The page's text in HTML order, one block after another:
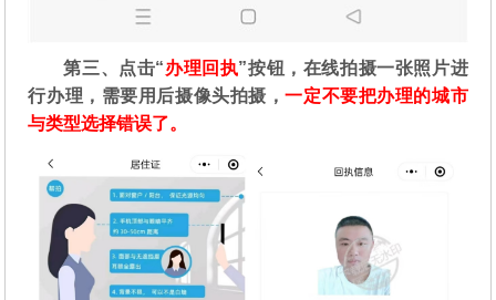
第三、点击“办理回执”按钮，在线拍摄一张照片进
行办理，需要用后摄像头拍摄，一定不要把办理的城市
与类型选择错误了。